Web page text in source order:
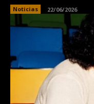
Noticias 22/06/2026